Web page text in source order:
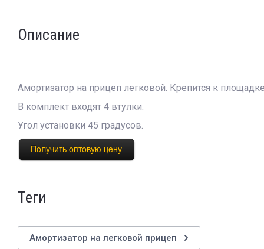
Описание
Амортизатор на прицеп легковой. Крепится к
В комплект входят 4 втулки.
Угол установки 45 градусов.
теги
Амортизатор на легковой прицеп